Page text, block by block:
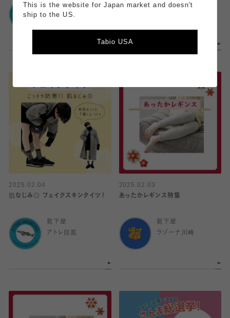
靴下屋
アトレ目黒
靴下屋
2025.02.04
肌なじみ◎ フェイクスキンタイツ！
靴下屋
アトレ目黒
2025.02.03
あったかレギンス特集
靴下屋
ラゾーナ川崎
This is the website for Japan market and doesn't
ship to the US.
Tabio USA